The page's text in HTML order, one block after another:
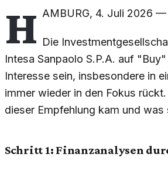
H AMBURG, 4. Juli 2026 —
Die
Intesa Sanpaolo S.P.A. auf
Interesse sein, insbesondere in
immer wieder in den Fokus
dieser Empfehlung kam und
Schritt 1: Finanzanalysen